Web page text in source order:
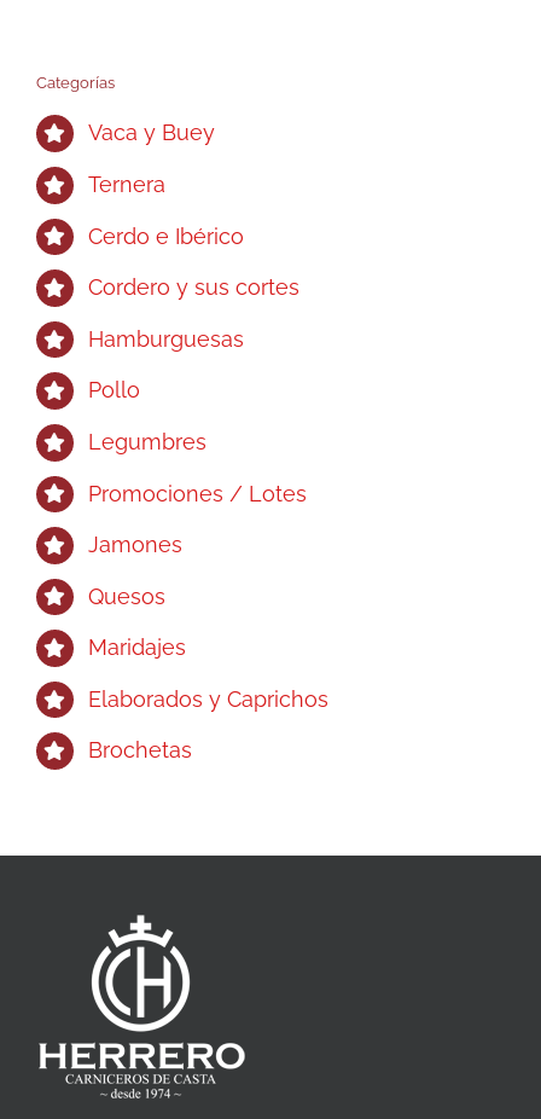
Categorías
Vaca y Buey
Ternera
Cerdo e Ibérico
Cordero y sus cortes
Hamburguesas
Pollo
Legumbres
Promociones / Lotes
Jamones
Quesos
Maridajes
Elaborados y Caprichos
Brochetas